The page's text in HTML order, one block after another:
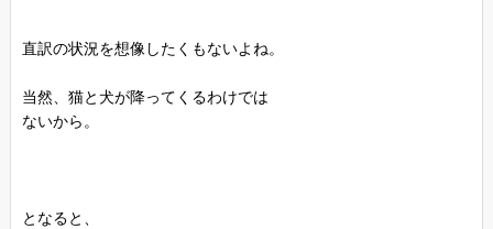
直訳の状況を想像したくもないよね。
当然、猫と犬が降ってくるわけでは
ないから。
となると、